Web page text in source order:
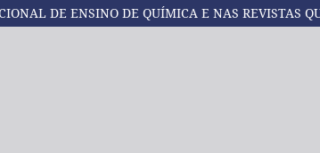
DE ENSINO DE QUÍMICA E NAS REVISTAS